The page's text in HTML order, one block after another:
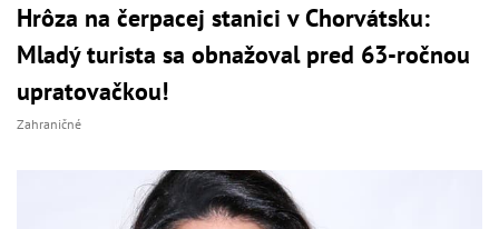
Hrôza na čerpacej stanici v Chorvátsku:
Mladý turista sa obnažoval pred 63-ročnou
upratovačkou!
Zahraničné